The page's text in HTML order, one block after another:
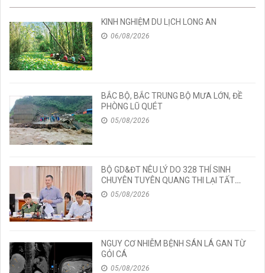
KINH NGHIỆM DU LỊCH LONG AN
06/08/2026
BẮC BỘ, BẮC TRUNG BỘ MƯA LỚN, ĐỀ
PHÒNG LŨ QUÉT
05/08/2026
BỘ GD&ĐT NÊU LÝ DO 328 THÍ SINH
CHUYÊN TUYÊN QUANG THI LẠI TẤT
CẢ CÁC MÔN TỐT NGHIỆP
05/08/2026
NGUY CƠ NHIỄM BỆNH SÁN LÁ GAN TỪ
GỎI CÁ
05/08/2026